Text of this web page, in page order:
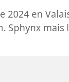
2024 en
Sphynx